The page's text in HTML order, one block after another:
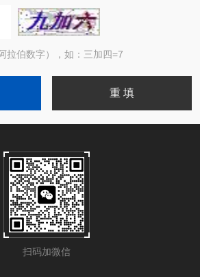
拉伯数字），如：三加四=7
扫码加微信